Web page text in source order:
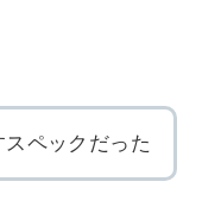
ペックだった